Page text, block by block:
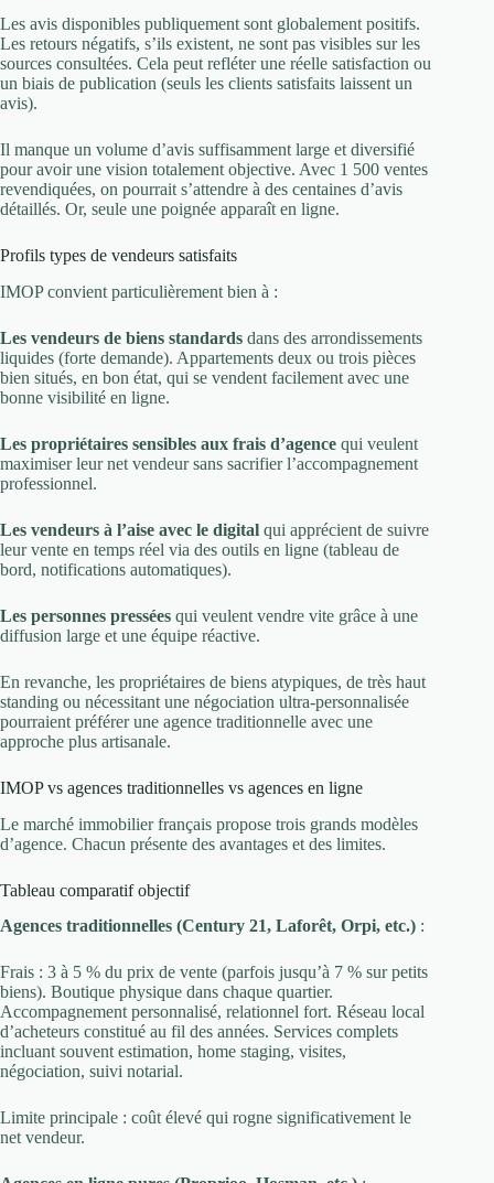
Les avis disponibles publiquement sont globalement positifs.
Les retours négatifs, s’ils existent, ne sont pas visibles sur les
sources consultées. Cela peut refléter une réelle satisfaction ou
un biais de publication (seuls les clients satisfaits laissent un
avis).
Il manque un volume d’avis suffisamment large et diversifié
pour avoir une vision totalement objective. Avec 1 500 ventes
revendiquées, on pourrait s’attendre à des centaines d’avis
détaillés. Or, seule une poignée apparaît en ligne.
Profils types de vendeurs satisfaits
IMOP convient particulièrement bien à :
Les vendeurs de biens standards dans des arrondissements
liquides (forte demande). Appartements deux ou trois pièces
bien situés, en bon état, qui se vendent facilement avec une
bonne visibilité en ligne.
Les propriétaires sensibles aux frais d’agence qui veulent
maximiser leur net vendeur sans sacrifier l’accompagnement
professionnel.
Les vendeurs à l’aise avec le digital qui apprécient de suivre
leur vente en temps réel via des outils en ligne (tableau de
bord, notifications automatiques).
Les personnes pressées qui veulent vendre vite grâce à une
diffusion large et une équipe réactive.
En revanche, les propriétaires de biens atypiques, de très haut
standing ou nécessitant une négociation ultra-personnalisée
pourraient préférer une agence traditionnelle avec une
approche plus artisanale.
IMOP vs agences traditionnelles vs agences en ligne
Le marché immobilier français propose trois grands modèles
d’agence. Chacun présente des avantages et des limites.
Tableau comparatif objectif
Agences traditionnelles (Century 21, Laforêt, Orpi, etc.) :
Frais : 3 à 5 % du prix de vente (parfois jusqu’à 7 % sur petits
biens). Boutique physique dans chaque quartier.
Accompagnement personnalisé, relationnel fort. Réseau local
d’acheteurs constitué au fil des années. Services complets
incluant souvent estimation, home staging, visites,
négociation, suivi notarial.
Limite principale : coût élevé qui rogne significativement le
net vendeur.